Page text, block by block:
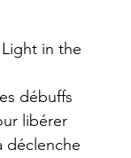
in the
débuffs
libérer
déclenche